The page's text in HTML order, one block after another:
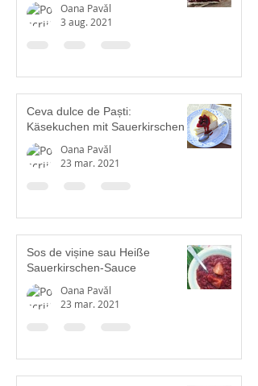
Oana Pavăl
3 aug. 2021
Ceva dulce de Paști:
Käsekuchen mit Sauerkirschen
Oana Pavăl
23 mar. 2021
Sos de vișine sau Heiße
Sauerkirschen-Sauce
Oana Pavăl
23 mar. 2021